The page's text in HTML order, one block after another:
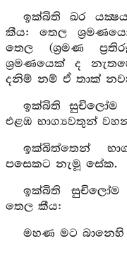
ඉක්බිති ඛර
කීය: තෙල
තෙල (ශ්‍රමණ
ශ්‍රමණයෙක් ද
දනිම් නම් ඒ තාක්
ඉක්බිති සුචිලෝම
එළඹ භාග්‍යවතුන්
ඉක්බිත්තෙන්
පසෙකට නැමූ සේක.
ඉක්බිති සුචිලෝම
තෙල කීය:
මහණ මට බානෙහි